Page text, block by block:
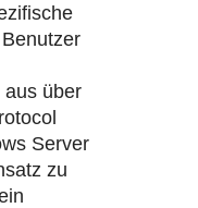
aus über
Server
zu